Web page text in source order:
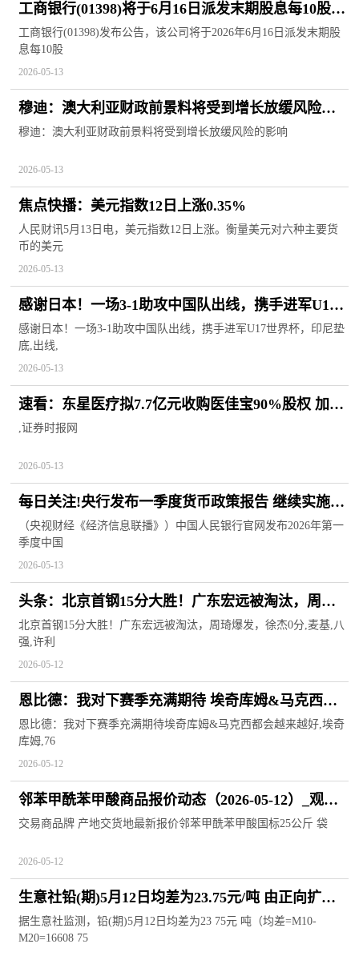
工商银行(01398)将于6月16日派发末期股息每10股
1.689元 精选
工商银行(01398)发布公告，该公司将于2026年6月16日派发末期股
息每10股
2026-05-13
穆迪：澳大利亚财政前景料将受到增长放缓风险的
影响 焦点信息
穆迪：澳大利亚财政前景料将受到增长放缓风险的影响
2026-05-13
焦点快播：美元指数12日上涨0.35%
人民财讯5月13日电，美元指数12日上涨。衡量美元对六种主要货
币的美元
2026-05-13
感谢日本！一场3-1助攻中国队出线，携手进军U17
世界杯，印尼垫底
感谢日本！一场3-1助攻中国队出线，携手进军U17世界杯，印尼垫
底,出线,
2026-05-13
速看：东星医疗拟7.7亿元收购医佳宝90%股权 加码
大外科医疗器械平台业务布局
,证券时报网
2026-05-13
每日关注!央行发布一季度货币政策报告 继续实施好
适度宽松的货币政策
（央视财经《经济信息联播》）中国人民银行官网发布2026年第一
季度中国
2026-05-13
头条：北京首钢15分大胜！广东宏远被淘汰，周琦
爆发，徐杰0分
北京首钢15分大胜！广东宏远被淘汰，周琦爆发，徐杰0分,麦基,八
强,许利
2026-05-12
恩比德：我对下赛季充满期待 埃奇库姆&马克西都
会越来越好
恩比德：我对下赛季充满期待埃奇库姆&马克西都会越来越好,埃奇
库姆,76
2026-05-12
邻苯甲酰苯甲酸商品报价动态（2026-05-12）_观热
点
交易商品牌 产地交货地最新报价邻苯甲酰苯甲酸国标25公斤 袋
2026-05-12
生意社铅(期)5月12日均差为23.75元/吨 由正向扩大
转为缩小
据生意社监测，铅(期)5月12日均差为23 75元 吨（均差=M10-
M20=16608 75